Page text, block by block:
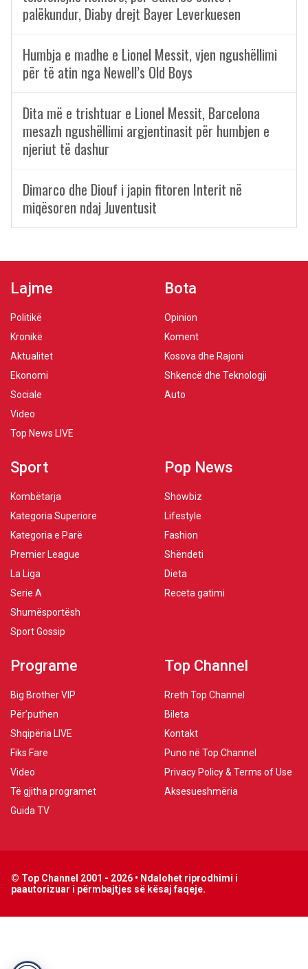
palëkundur, Diaby drejt Bayer Leverkuesen
Humbja e madhe e Lionel Messit, vjen ngushëllimi
për të atin nga Newell’s Old Boys
Dita më e trishtuar e Lionel Messit, Barcelona
mesazh ngushëllimi argjentinasit për humbjen e
njeriut të dashur
Dimarco dhe Diouf i japin fitoren Interit në
miqësoren ndaj Juventusit
Lajme
Politikë
Kronikë
Aktualitet
Ekonomi
Sociale
Video
Top News LIVE
Bota
Opinion
Koment
Kosova dhe Rajoni
Shkencë dhe Teknologji
Auto
Sport
Kombëtarja
Kategoria Superiore
Kategoria e Parë
Premier League
La Liga
Serie A
Shumësportësh
Sport Gossip
Pop News
Showbiz
Lifestyle
Fashion
Shëndeti
Dieta
Receta gatimi
Programe
Big Brother VIP
Për’puthen
Shqipëria LIVE
Fiks Fare
Video
Të gjitha programet
Guida TV
Top Channel
Rreth Top Channel
Bileta
Kontakt
Puno në Top Channel
Privacy Policy & Terms of Use
Aksesueshmëria
© Top Channel 2001 - 2026 • Ndalohet riprodhimi i
paautorizuar i përmbajtjes së kësaj faqeje.